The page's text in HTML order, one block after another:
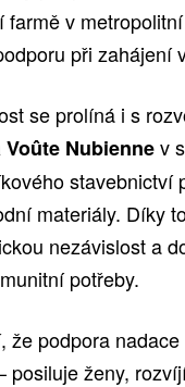
farmě v
při zahájení
se prolíná i s
Voûte Nubiennev
stavebnictví
materiály. Díky
nezávislost a
potřeby.
že podpora
posiluje ženy,